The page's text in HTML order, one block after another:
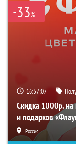
-33%
16:57:06
Скидка 1000р. на
и подарков
Россия